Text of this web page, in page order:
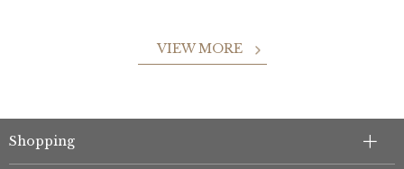
VIEW MORE
Shopping